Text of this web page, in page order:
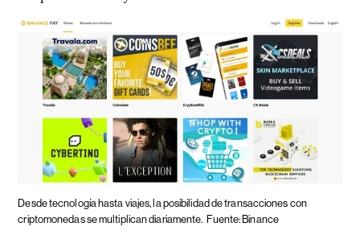
Desde tecnología hasta viajes, la posibilidad de transacciones con
criptomonedas se multiplican diariamente. Fuente: Binance